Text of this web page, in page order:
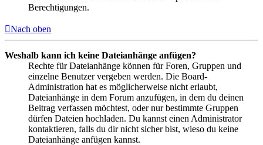
Berechtigungen.
Nach oben
Weshalb kann ich keine Dateianhänge anfügen?
Rechte für Dateianhänge können für Foren, Gruppen und
einzelne Benutzer vergeben werden. Die Board-
Administration hat es möglicherweise nicht erlaubt,
Dateianhänge in dem Forum anzufügen, in dem du deinen
Beitrag verfassen möchtest, oder nur bestimmte Gruppen
dürfen Dateien hochladen. Du kannst einen Administrator
kontaktieren, falls du dir nicht sicher bist, wieso du keine
Dateianhänge anfügen kannst.